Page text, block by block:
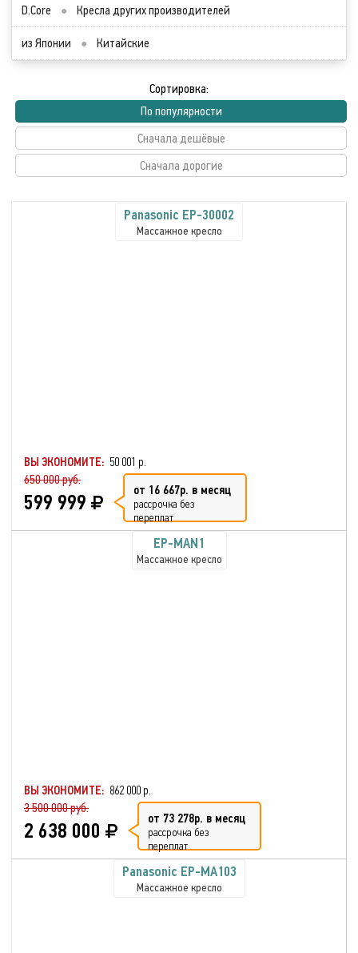
D.Core
● Кресла других производителей
из Японии ● Китайские
Сортировка:
По популярности
Сначала дешёвые
Сначала дорогие
Panasonic EP-30002
Массажное кресло
ВЫ ЭКОНОМИТЕ: 50 001 р.
650 000 руб.
599 999 от 16 667р. в месяц
рассрочка без
переплат
EP-MAN1
Массажное кресло
ВЫ ЭКОНОМИТЕ: 862 000 р.
3 500 000 руб.
2 638 000 от 73 278р. в месяц
рассрочка без
переплат
Panasonic EP-MA103
Массажное кресло